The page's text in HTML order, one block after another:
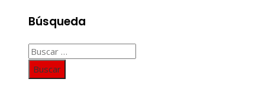
Búsqueda
Buscar: